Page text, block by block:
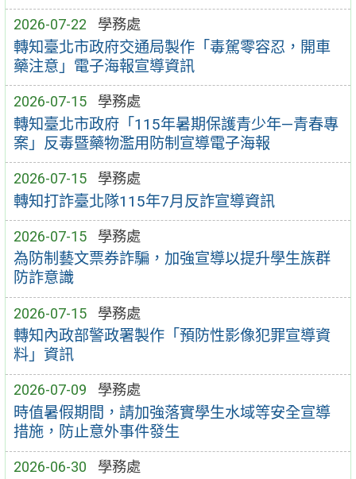
2026-07-22 學務處
轉知臺北市政府交通局製作「毒駕零容忍，開車
藥注意」電子海報宣導資訊
2026-07-15 學務處
轉知臺北市政府「115年暑期保護青少年—青春專
案」反毒暨藥物濫用防制宣導電子海報
2026-07-15 學務處
轉知打詐臺北隊115年7月反詐宣導資訊
2026-07-15 學務處
為防制藝文票券詐騙，加強宣導以提升學生族群
防詐意識
2026-07-15 學務處
轉知內政部警政署製作「預防性影像犯罪宣導資
料」資訊
2026-07-09 學務處
時值暑假期間，請加強落實學生水域等安全宣導
措施，防止意外事件發生
2026-06-30 學務處